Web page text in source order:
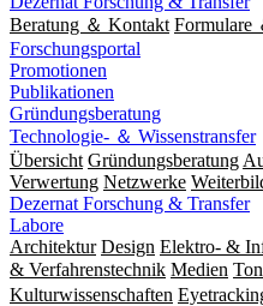
Beratung ＆ Kontakt Formulare
Forschungsportal
Promotionen
Publikationen
Gründungsberatung
Technologie- ＆ Wissenstransfer
Übersicht Gründungsberatung
Verwertung Netzwerke
Dezernat Forschung & Transfer
Labore
Architektur Design Elektro- &
& Verfahrenstechnik Medien
Kulturwissenschaften